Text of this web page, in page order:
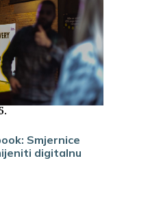
Smjernice
digitalnu